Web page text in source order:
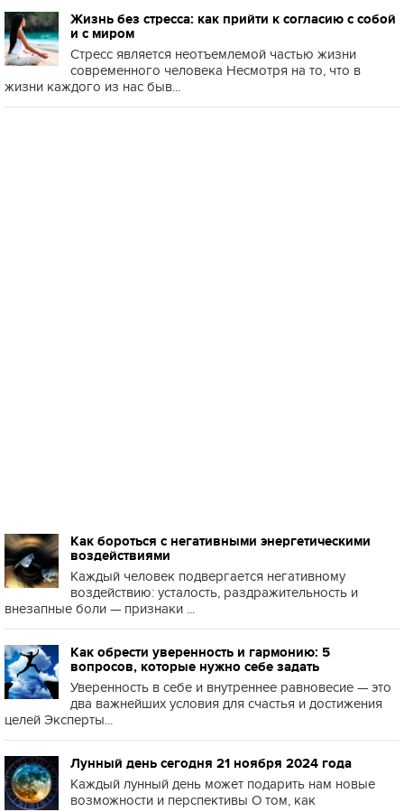
Жизнь без стресса: как прийти к согласию с собой
и с миром
Стресс является неотъемлемой частью жизни
современного человека Несмотря на то, что в
жизни каждого из нас быв...
Как бороться с негативными энергетическими
воздействиями
Каждый человек подвергается негативному
воздействию: усталость, раздражительность и
внезапные боли — признаки ...
Как обрести уверенность и гармонию: 5
вопросов, которые нужно себе задать
Уверенность в себе и внутреннее равновесие — это
два важнейших условия для счастья и достижения
целей Эксперты...
Лунный день сегодня 21 ноября 2024 года
Каждый лунный день может подарить нам новые
возможности и перспективы О том, как